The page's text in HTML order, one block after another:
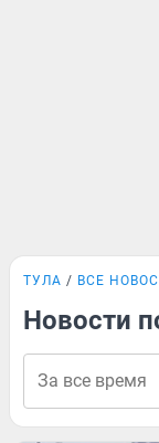
ТУЛА ВСЕ
Новости